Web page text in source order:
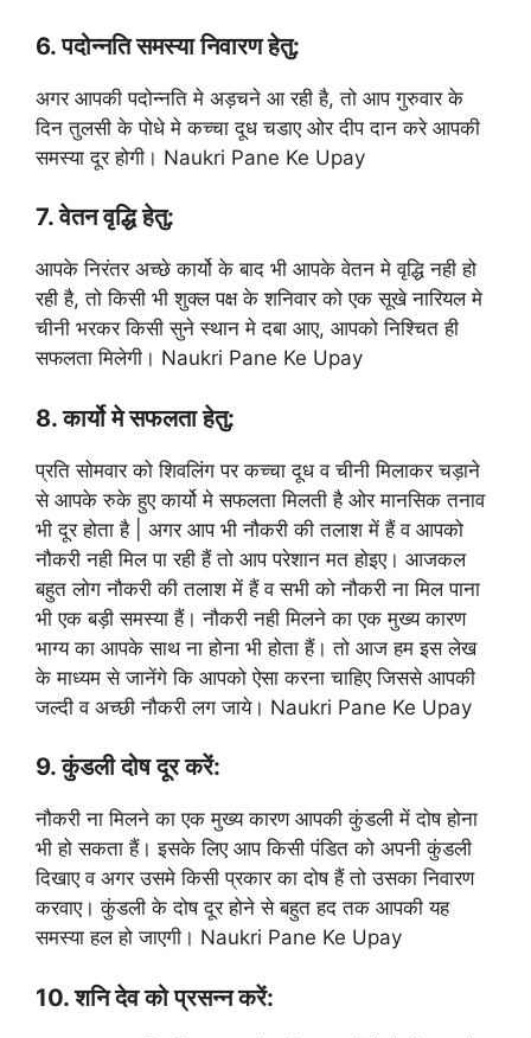
6. पदोन्नति समस्या निवारण हेतु:
अगर आपकी पदोन्नति मे अड़चने आ रही है, तो आप गुरुवार के
दिन तुलसी के पोधे मे कच्चा दूध चडाए ओर दीप दान करे आपकी
समस्या दूर होगी। Naukri Pane Ke Upay
7. वेतन वृद्धि हेतु:
आपके निरंतर अच्छे कार्यो के बाद भी आपके वेतन मे वृद्धि नही हो
रही है, तो किसी भी शुक्ल पक्ष के शनिवार को एक सूखे नारियल मे
चीनी भरकर किसी सुने स्थान मे दबा आए, आपको निश्चित ही
सफलता मिलेगी। Naukri Pane Ke Upay
8. कार्यो मे सफलता हेतु:
प्रति सोमवार को शिवलिंग पर कच्चा दूध व चीनी मिलाकर चड़ाने
से आपके रुके हुए कार्यो मे सफलता मिलती है ओर मानसिक तनाव
भी दूर होता है | अगर आप भी नौकरी की तलाश में हैं व आपको
नौकरी नही मिल पा रही हैं तो आप परेशान मत होइए। आजकल
बहुत लोग नौकरी की तलाश में हैं व सभी को नौकरी ना मिल पाना
भी एक बड़ी समस्या हैं। नौकरी नही मिलने का एक मुख्य कारण
भाग्य का आपके साथ ना होना भी होता हैं। तो आज हम इस लेख
के माध्यम से जानेंगे कि आपको ऐसा करना चाहिए जिससे आपकी
जल्दी व अच्छी नौकरी लग जाये। Naukri Pane Ke Upay
9. कुंडली दोष दूर करें:
नौकरी ना मिलने का एक मुख्य कारण आपकी कुंडली में दोष होना
भी हो सकता हैं। इसके लिए आप किसी पंडित को अपनी कुंडली
दिखाए व अगर उसमे किसी प्रकार का दोष हैं तो उसका निवारण
करवाए। कुंडली के दोष दूर होने से बहुत हद तक आपकी यह
समस्या हल हो जाएगी। Naukri Pane Ke Upay
10. शनि देव को प्रसन्न करें: